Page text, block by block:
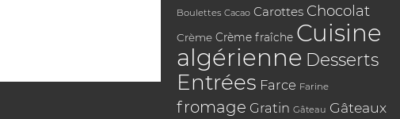
Boulettes Cacao Carottes Chocolat
Crème Crème fraîche Cuisine
algérienne Desserts
Entrées Farce Farine
fromage Gratin Gâteau Gâteaux